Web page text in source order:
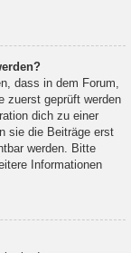
dass in dem Forum,
zuerst geprüft werden
dich zu einer
sie die Beiträge erst
werden. Bitte
Informationen